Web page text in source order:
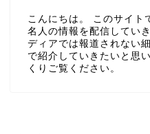
こんにちは。 このサイト
名人の情報を配信してい
ディアでは報道されない
で紹介していきたいと思
くりご覧ください。